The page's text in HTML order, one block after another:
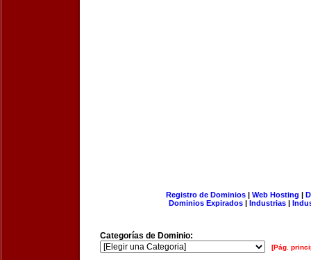
Registro de Dominios| Web Hosting |
Dominios Expirados | Industrias |
Categorías de Dominio:
[Pág.